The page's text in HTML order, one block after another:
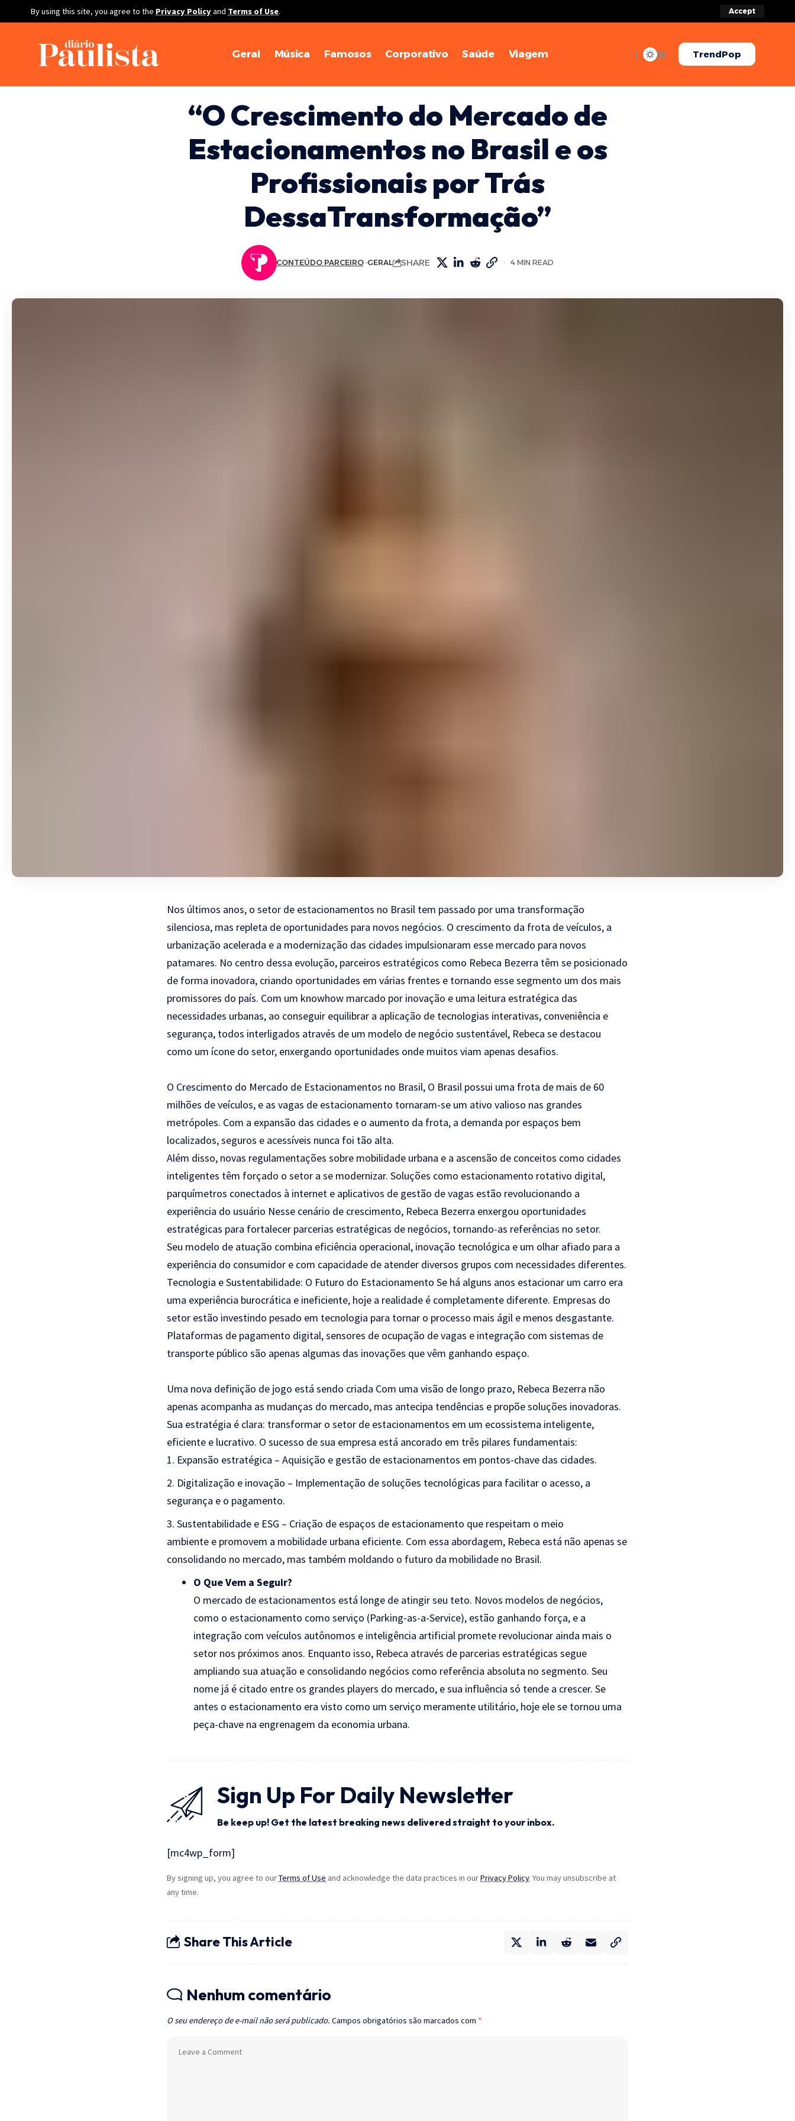
By using this site, you agree to the Privacy Policyand Terms of Use. Accept
Geral Música Famosos Corporativo Saúde Viagem TrendPop
“O Crescimento do Mercado de
Estacionamentos no Brasil e os
Profissionais por Trás
DessaTransformação”
CONTEÚDO PARCEIRO GERAL SHARE 4 MIN READ
Nos últimos anos, o setor de estacionamentos no Brasil tem passado por uma transformação
silenciosa, mas repleta de oportunidades para novos negócios. O crescimento da frota de veículos, a
urbanização acelerada e a modernização das cidades impulsionaram esse mercado para novos
patamares. No centro dessa evolução, parceiros estratégicos como Rebeca Bezerra têm se posicionado
de forma inovadora, criando oportunidades em várias frentes e tornando esse segmento um dos mais
promissores do país. Com um knowhow marcado por inovação e uma leitura estratégica das
necessidades urbanas, ao conseguir equilibrar a aplicação de tecnologias interativas, conveniência e
segurança, todos interligados através de um modelo de negócio sustentável, Rebeca se destacou
como um ícone do setor, enxergando oportunidades onde muitos viam apenas desafios.
O Crescimento do Mercado de Estacionamentos no Brasil, O Brasil possui uma frota de mais de 60
milhões de veículos, e as vagas de estacionamento tornaram-se um ativo valioso nas grandes
metrópoles. Com a expansão das cidades e o aumento da frota, a demanda por espaços bem
localizados, seguros e acessíveis nunca foi tão alta.
Além disso, novas regulamentações sobre mobilidade urbana e a ascensão de conceitos como cidades
inteligentes têm forçado o setor a se modernizar. Soluções como estacionamento rotativo digital,
parquímetros conectados à internet e aplicativos de gestão de vagas estão revolucionando a
experiência do usuário Nesse cenário de crescimento, Rebeca Bezerra enxergou oportunidades
estratégicas para fortalecer parcerias estratégicas de negócios, tornando-as referências no setor.
Seu modelo de atuação combina eficiência operacional, inovação tecnológica e um olhar afiado para a
experiência do consumidor e com capacidade de atender diversos grupos com necessidades diferentes.
Tecnologia e Sustentabilidade: O Futuro do Estacionamento Se há alguns anos estacionar um carro era
uma experiência burocrática e ineficiente, hoje a realidade é completamente diferente. Empresas do
setor estão investindo pesado em tecnologia para tornar o processo mais ágil e menos desgastante.
Plataformas de pagamento digital, sensores de ocupação de vagas e integração com sistemas de
transporte público são apenas algumas das inovações que vêm ganhando espaço.
Uma nova definição de jogo está sendo criada Com uma visão de longo prazo, Rebeca Bezerra não
apenas acompanha as mudanças do mercado, mas antecipa tendências e propõe soluções inovadoras.
Sua estratégia é clara: transformar o setor de estacionamentos em um ecossistema inteligente,
eficiente e lucrativo. O sucesso de sua empresa está ancorado em três pilares fundamentais:
Expansão estratégica – Aquisição e gestão de estacionamentos em pontos-chave das cidades.
Digitalização e inovação – Implementação de soluções tecnológicas para facilitar o acesso, a
segurança e o pagamento.
Sustentabilidade e ESG – Criação de espaços de estacionamento que respeitam o meio
ambiente e promovem a mobilidade urbana eficiente. Com essa abordagem, Rebeca está não apenas se
consolidando no mercado, mas também moldando o futuro da mobilidade no Brasil.
O Que Vem a Seguir?
O mercado de estacionamentos está longe de atingir seu teto. Novos modelos de negócios,
como o estacionamento como serviço (Parking-as-a-Service), estão ganhando força, e a
integração com veículos autônomos e inteligência artificial promete revolucionar ainda mais o
setor nos próximos anos. Enquanto isso, Rebeca através de parcerias estratégicas segue
ampliando sua atuação e consolidando negócios como referência absoluta no segmento. Seu
nome já é citado entre os grandes players do mercado, e sua influência só tende a crescer. Se
antes o estacionamento era visto como um serviço meramente utilitário, hoje ele se tornou uma
peça-chave na engrenagem da economia urbana.
Sign Up For Daily Newsletter
Be keep up! Get the latest breaking news delivered straight to your inbox.
[mc4wp_form]
By signing up, you agree to ourTerms of Use and acknowledge the data practices in ourPrivacy Policy. You may unsubscribe at
any time.
Share This Article
Nenhum comentário
O seu endereço de e-mail não será publicado. Campos obrigatórios são marcados com *